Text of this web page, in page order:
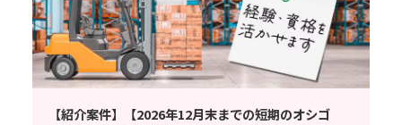
【紹介案件】【2026年12月末までの短期のオシゴ